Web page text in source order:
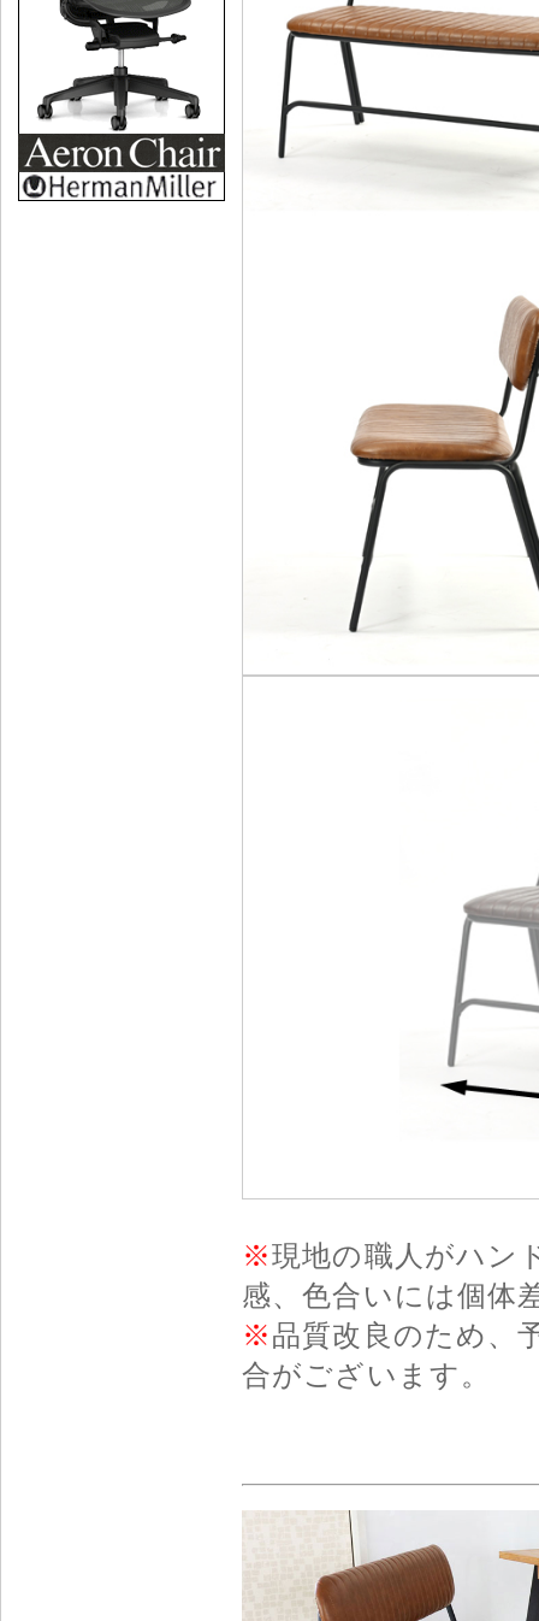
※現地の職人がハン
感、色合いには個体
※品質改良のため、
合がございます。